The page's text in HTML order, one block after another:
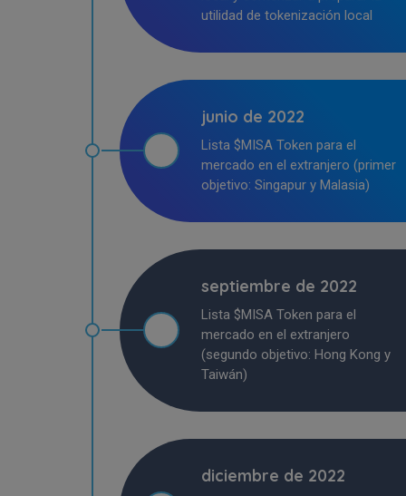
utilidad de tokenización local
junio de 2022
Lista $MISA Token para el
mercado en el extranjero (primer
objetivo: Singapur y Malasia)
septiembre de 2022
Lista $MISA Token para el
mercado en el extranjero
(segundo objetivo: Hong Kong y
Taiwán)
diciembre de 2022